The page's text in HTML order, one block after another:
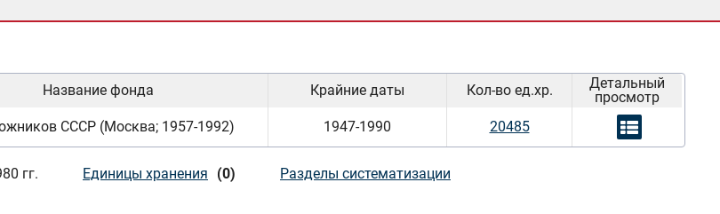
Название фонда Крайние даты Кол-во ед.хр.
Детальный
просмотр
СССР (Москва; 1957-1992) 1947-1990 20485
гг. Единицы хранения (0)
Разделы систематизации